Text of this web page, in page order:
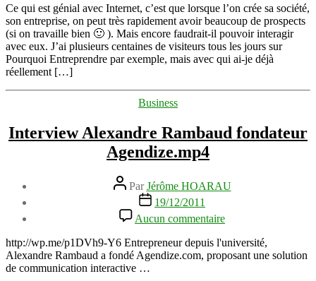
entrepreneur
et
fondateur
d’Agendize.com
Ce qui est génial avec Internet, c’est que lorsque l’on crée sa société,
son entreprise, on peut très rapidement avoir beaucoup de prospects
(si on travaille bien 🙂 ). Mais encore faudrait-il pouvoir interagir
avec eux. J’ai plusieurs centaines de visiteurs tous les jours sur
Pourquoi Entreprendre par exemple, mais avec qui ai-je déjà
réellement […]
Catégories
Business
Interview Alexandre Rambaud fondateur
Agendize.mp4
Auteur
de
l’article
ParJérôme HOARAU
Date
l’article
19/12/2011
Aucun commentaire
Interview
Alexandre
Rambaud
http://wp.me/p1DVh9-Y6 Entrepreneur depuis l'université,
Alexandre Rambaud a fondé Agendize.com, proposant une solution
de communication interactive …